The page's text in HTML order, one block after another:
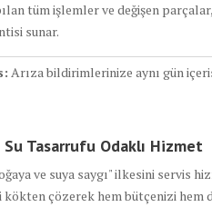
tüm işlemler ve değişen
sunar.
Arıza bildirimlerinize aynı gün
Tasarrufu Odaklı Hizmet
ve suya saygı" ilkesini servis
çözerek hem bütçenizi hem